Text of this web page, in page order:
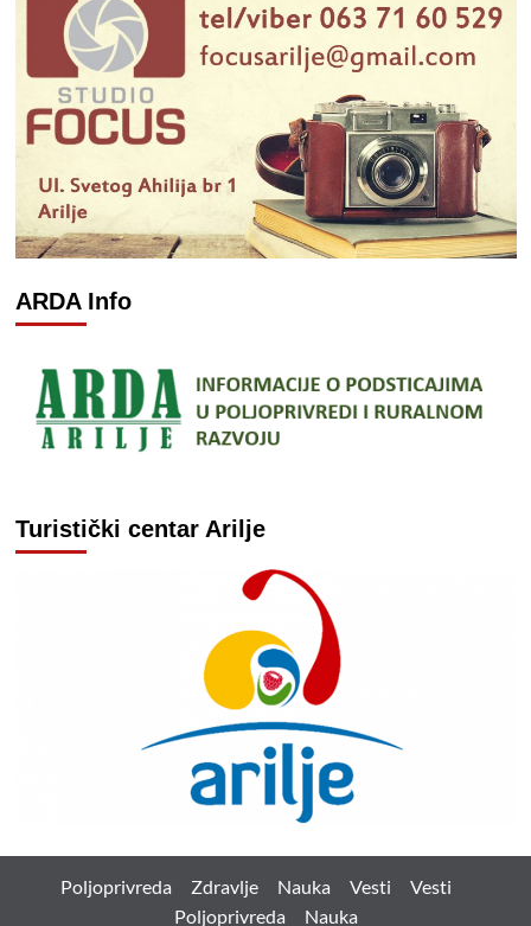
ARDA Info
Turistički centar Arilje
Poljoprivreda Zdravlje Nauka Vesti
Vesti
Poljoprivreda
Nauka